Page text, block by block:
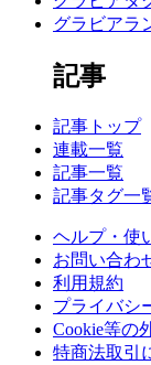
グラビアラ
記事
記事トップ
連載一覧
記事一覧
記事タグ一
ヘルプ・使
お問い合わ
利用規約
プライバシ
Cookie等の
特商法取引